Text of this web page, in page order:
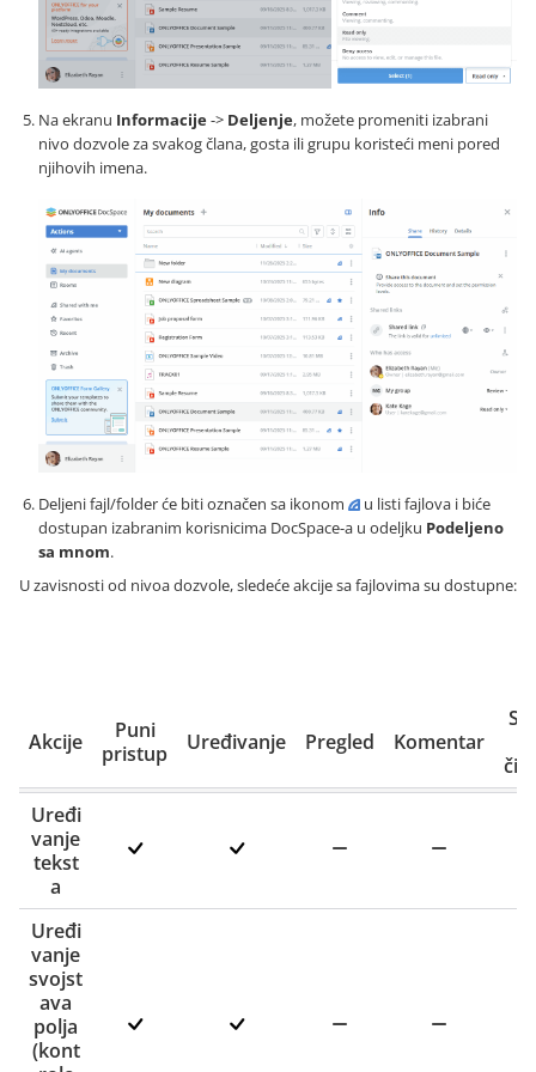
Na ekranu Informacije-> Deljenje, možete promeniti izabrani
nivo dozvole za svakog člana, gosta ili grupu koristeći meni pored
njihovih imena.
Deljeni fajl/folder će biti označen sa ikonom
u listi fajlova i biće
dostupan izabranim korisnicima DocSpace-a u odeljku Podeljeno
sa mnom.
U zavisnosti od nivoa dozvole, sledeće akcije sa fajlovima su dostupne:
Akcije
Puni
pristup
Uređivanje Pregled Komentar
vanje
Uređi
vanje
tekst
a
Uređi
vanje
svojst
ava
polja
(kont